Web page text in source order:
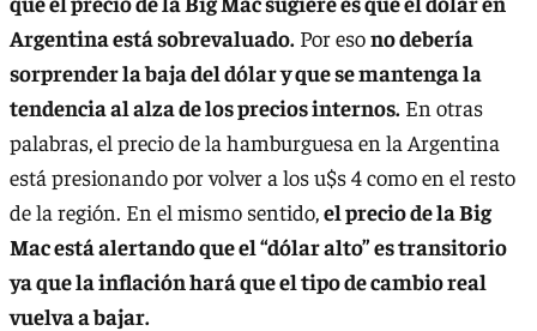
Argentina está sobrevaluado. Por esono debería
sorprender la baja del dólar y que se mantenga la
tendencia al alza de los precios internos. En otras
palabras, el precio de la hamburguesa en la Argentina
está presionando por volver a los u$s 4 como en el resto
de la región. En el mismo sentido,el precio de la Big
Mac está alertando que el “dólar alto” es transitorio
ya que la inflación hará que el tipo de cambio real
vuelva a bajar.